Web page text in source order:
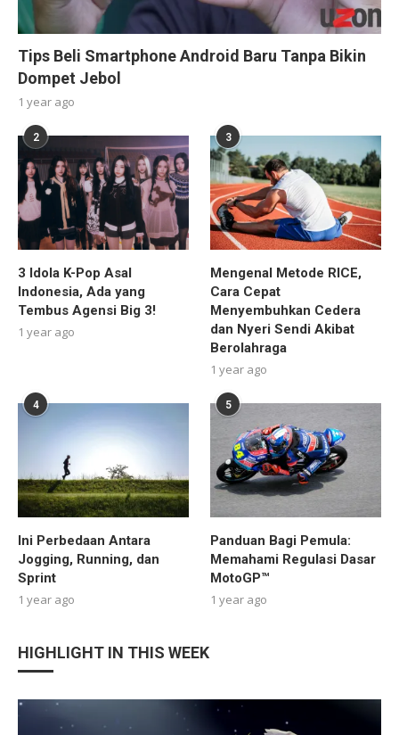
Tips Beli Smartphone Android Baru Tanpa Bikin
Dompet Jebol
1 year ago
2
3 Idola K-Pop Asal
Indonesia, Ada yang
Tembus Agensi Big 3!
1 year ago
3
Mengenal Metode RICE,
Cara Cepat
Menyembuhkan Cedera
dan Nyeri Sendi Akibat
Berolahraga
1 year ago
4
Ini Perbedaan Antara
Jogging, Running, dan
Sprint
1 year ago
5
Panduan Bagi Pemula:
Memahami Regulasi Dasar
MotoGP™
1 year ago
HIGHLIGHT IN THIS WEEK